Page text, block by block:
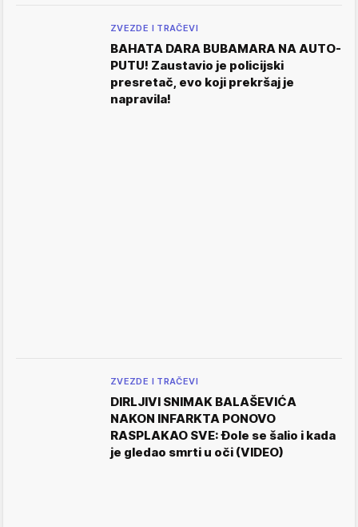
ZVEZDE I TRAČEVI
BAHATA DARA BUBAMARA NA AUTO-
PUTU! Zaustavio je policijski
presretač, evo koji prekršaj je
napravila!
ZVEZDE I TRAČEVI
DIRLJIVI SNIMAK BALAŠEVIĆA
NAKON INFARKTA PONOVO
RASPLAKAO SVE: Đole se šalio i kada
je gledao smrti u oči (VIDEO)